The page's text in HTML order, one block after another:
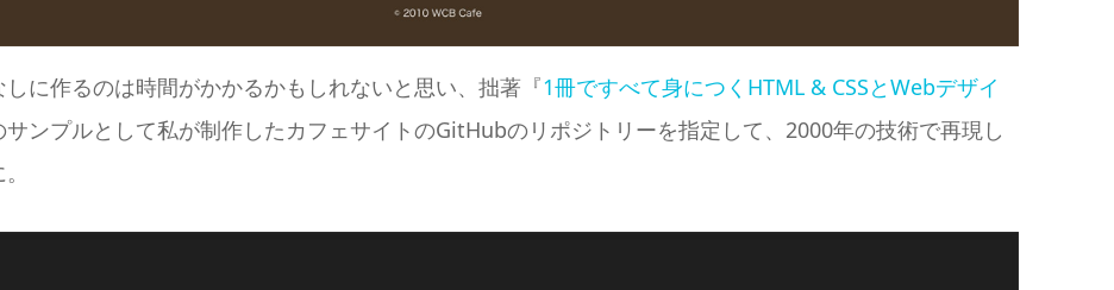
に作るのは時間がかかるかもしれないと思い、拙著『1冊ですべて身につくHTML & CSSとWebデザイ
サンプルとして私が制作したカフェサイトのGitHubのリポジトリーを指定して、2000年の技術で再現し